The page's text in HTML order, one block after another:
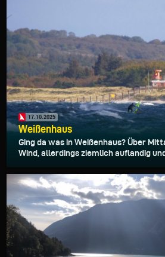
17.10.2025
Weißenhaus
Ging da was in Weißenhaus? Über
Wind, allerdings ziemlich auflandig